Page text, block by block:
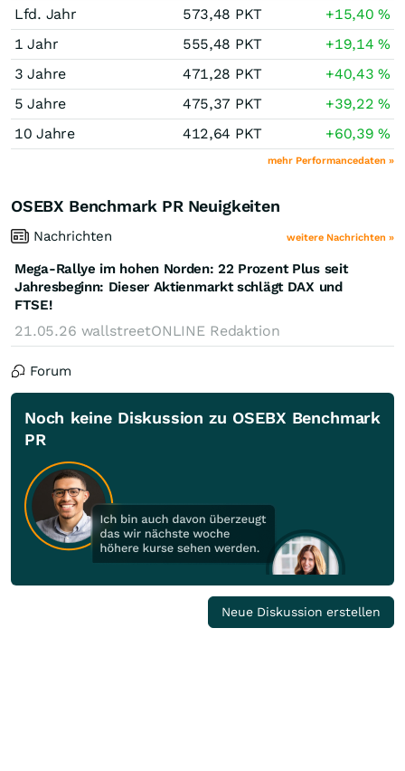
Lfd. Jahr
573,48 PKT +15,40%
1 Jahr
555,48 PKT +19,14%
3 Jahre
471,28 PKT +40,43%
5 Jahre
475,37 PKT +39,22%
10 Jahre
412,64 PKT +60,39%
mehr Performancedaten »
OSEBX Benchmark PR Neuigkeiten
Nachrichten weitere Nachrichten »
Mega-Rallye im hohen Norden: 22 Prozent Plus seit
Jahresbeginn: Dieser Aktienmarkt schlägt DAX und
FTSE!
21.05.26 wallstreetONLINE Redaktion
Forum
Noch keine Diskussion zu OSEBX Benchmark
PR
Neue Diskussion erstellen